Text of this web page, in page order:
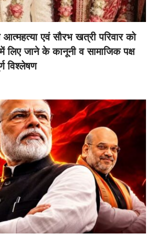
आत्महत्या एवं सौरभ खत्री परिवार को
लिए जाने के कानूनी व सामाजिक पक्ष
विश्लेषण